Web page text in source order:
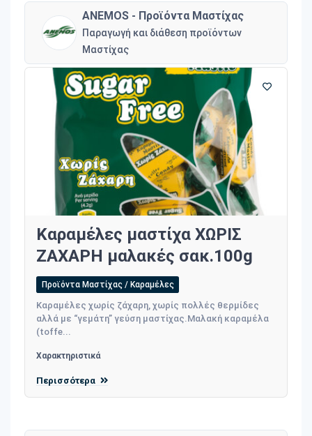
ANEMOS - Προϊόντα Μαστίχας
Παραγωγή και διάθεση προϊόντων
Μαστίχας
Καραμέλες μαστίχα ΧΩΡΙΣ
ΖΑΧΑΡΗ μαλακές σακ.100g
Προϊόντα Μαστίχας / Καραμέλες
Καραμέλες χωρίς ζάχαρη, χωρίς πολλές θερμίδες
αλλά με “γεμάτη” γεύση μαστίχας.Μαλακή καραμέλα
(toffe...
Χαρακτηριστικά
Περισσότερα